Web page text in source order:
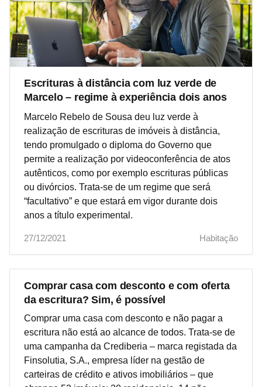
Escrituras à distância com luz verde de
Marcelo – regime à experiência dois anos
Marcelo Rebelo de Sousa deu luz verde à
realização de escrituras de imóveis à distância,
tendo promulgado o diploma do Governo que
permite a realização por videoconferência de atos
autênticos, como por exemplo escrituras públicas
ou divórcios. Trata-se de um regime que será
“facultativo” e que estará em vigor durante dois
anos a título experimental.
27/12/2021 Habitação
Comprar casa com desconto e com oferta
da escritura? Sim, é possível
Comprar uma casa com desconto e não pagar a
escritura não está ao alcance de todos. Trata-se de
uma campanha da Crediberia – marca registada da
Finsolutia, S.A., empresa líder na gestão de
carteiras de crédito e ativos imobiliários – que